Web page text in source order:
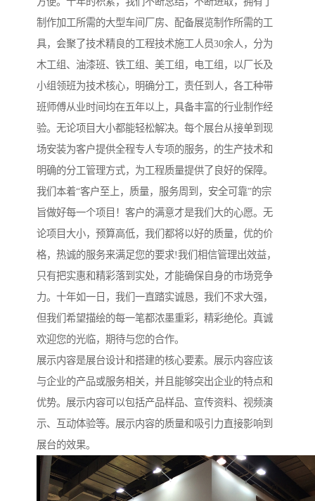
制作加工所需的大型车间厂房、配备展览制作所需的工
具，会聚了技术精良的工程技术施工人员30余人，分为
木工组、油漆班、铁工组、美工组，电工组，以厂长及
小组领班为技术核心，明确分工，责任到人，各工种带
班师傅从业时间均在五年以上，具备丰富的行业制作经
验。无论项目大小都能轻松解决。每个展台从接单到现
场安装为客户提供全程专人专项的服务，的生产技术和
明确的分工管理方式，为工程质量提供了良好的保障。
我们本着“客户至上，质量，服务周到，安全可靠”的宗
旨做好每一个项目！客户的满意才是我们大的心愿。无
论项目大小，预算高低，我们都将以好的质量，优的价
格，热诚的服务来满足您的要求!我们相信管理出效益，
只有把实惠和精彩落到实处，才能确保自身的市场竞争
力。十年如一日，我们一直踏实诚恳，我们不求大强，
但我们希望描绘的每一笔都浓墨重彩，精彩绝伦。真诚
欢迎您的光临，期待与您的合作。
展示内容是展台设计和搭建的核心要素。展示内容应该
与企业的产品或服务相关，并且能够突出企业的特点和
优势。展示内容可以包括产品样品、宣传资料、视频演
示、互动体验等。展示内容的质量和吸引力直接影响到
展台的效果。